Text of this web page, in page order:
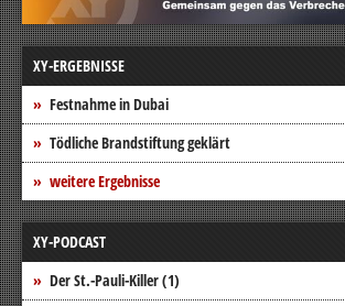
XY-ERGEBNISSE
Festnahme in Dubai
Tödliche Brandstiftung geklärt
weitere Ergebnisse
XY-PODCAST
Der St.-Pauli-Killer (1)